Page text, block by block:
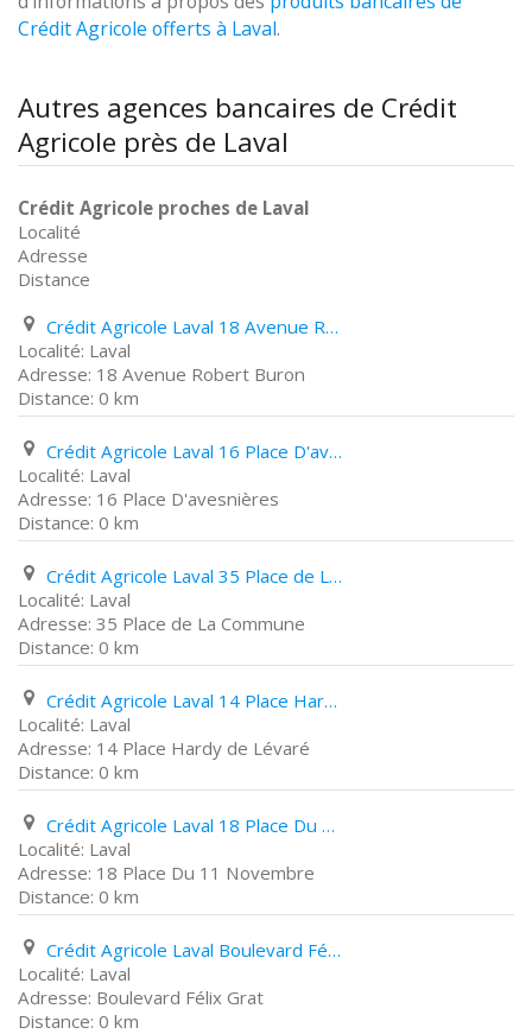
Crédit Agricole offerts à Laval.
Autres agences bancaires de Crédit
Agricole près de Laval
Crédit Agricole proches de Laval
Localité
Adresse
Distance
Crédit Agricole Laval 18 Avenue Robert Buron
Laval
18 Avenue Robert Buron
0 km
Crédit Agricole Laval 16 Place D'avesnières
Laval
16 Place D'avesnières
0 km
Crédit Agricole Laval 35 Place de La Commune
Laval
35 Place de La Commune
0 km
Crédit Agricole Laval 14 Place Hardy de Lévaré
Laval
14 Place Hardy de Lévaré
0 km
Crédit Agricole Laval 18 Place Du 11 Novembre
Laval
18 Place Du 11 Novembre
0 km
Crédit Agricole Laval Boulevard Félix Grat
Laval
Boulevard Félix Grat
0 km